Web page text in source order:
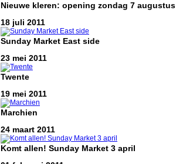
Nieuwe kleren: opening zondag 7 augustus
18 juli 2011
Sunday Market East side
23 mei 2011
Twente
19 mei 2011
Marchien
24 maart 2011
Komt allen! Sunday Market 3 april